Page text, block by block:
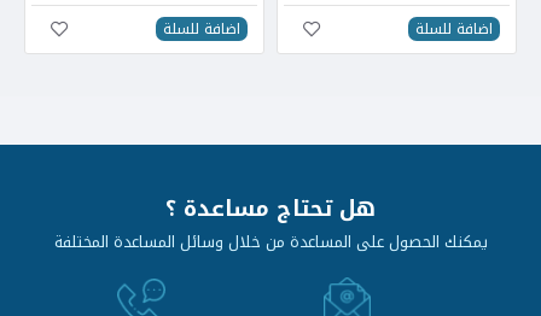
اضافة للسلة اضافة للسلة
هل تحتاج مساعدة ؟
يمكنك الحصول على المساعدة من خلال وسائل المساعدة المختلفة